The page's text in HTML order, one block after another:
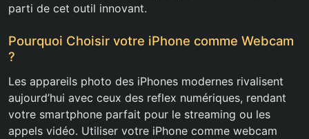
parti de cet outil innovant.
Pourquoi Choisir votre iPhone comme Webcam
?
Les appareils photo des iPhones modernes rivalisent
aujourd’hui avec ceux des reflex numériques, rendant
votre smartphone parfait pour le streaming ou les
appels vidéo. Utiliser votre iPhone comme webcam